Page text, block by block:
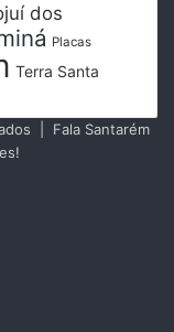
dos
Placas
Terra Santa
| Fala Santarém